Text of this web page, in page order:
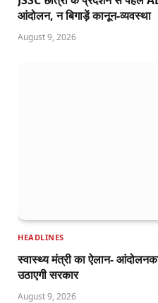
आंदोलन, न बिगाड़ें कानून-व्यवस्था
August 9, 2026
HEADLINES
स्वास्थ्य मंत्री का ऐलान-
उठाएगी सरकार
August 9, 2026